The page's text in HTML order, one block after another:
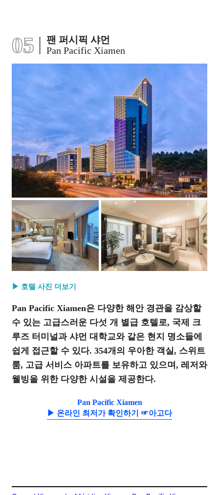
05
팬 퍼시픽 샤먼
Pan Pacific Xiamen
▶ 호텔 사진 더보기
Pan Pacific Xiamen은 다양한 해안 경관을 감상할
수 있는 고급스러운 다섯 개 별급 호텔로, 국제 크
루즈 터미널과 샤먼 대학교와 같은 현지 명소들에
쉽게 접근할 수 있다. 354개의 우아한 객실, 스위트
룸, 고급 서비스 아파트를 보유하고 있으며, 레저와
웰빙을 위한 다양한 시설을 제공한다.
Pan Pacific Xiamen
▶ 온라인 최저가 확인하기 ☞아고다